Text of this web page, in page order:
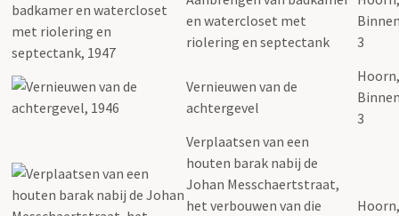
en watercloset met
riolering en septectank
3
Vernieuwen van de
achtergevel
Hoorn,
3
Verplaatsen van een
houten barak nabij de
Johan Messchaertstraat,
het verbouwen van die
Hoorn,